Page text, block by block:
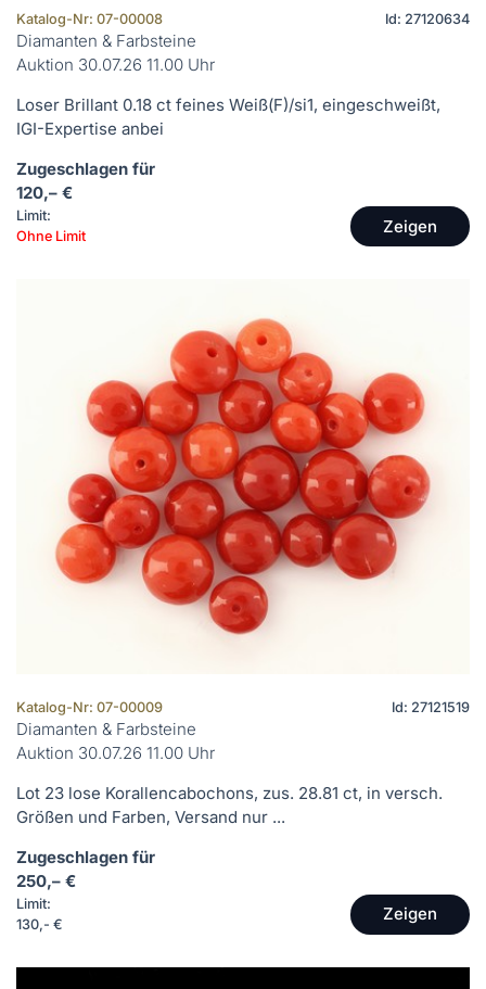
Katalog-Nr: 07-00008 Id: 27120634
Diamanten & Farbsteine
Auktion 30.07.26 11.00 Uhr
Loser Brillant 0.18 ct feines Weiß(F)/si1, eingeschweißt,
IGI-Expertise anbei
Zugeschlagen für
120,– €
Limit:
Ohne Limit
Zeigen
Katalog-Nr: 07-00009 Id: 27121519
Diamanten & Farbsteine
Auktion 30.07.26 11.00 Uhr
Lot 23 lose Korallencabochons, zus. 28.81 ct, in versch.
Größen und Farben, Versand nur ...
Zugeschlagen für
250,– €
Limit:
130,- €
Zeigen